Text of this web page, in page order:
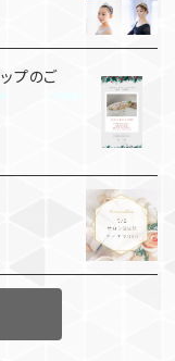
プのご